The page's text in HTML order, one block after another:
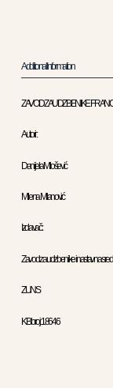
Additional Information
ZAVOD ZA UDZBENIKE
Autori :
Danijela Milošević
Milena Milanović
Izdavač :
Zavod za udzbenike i nastavna
ZUNS
KB broj: 18646